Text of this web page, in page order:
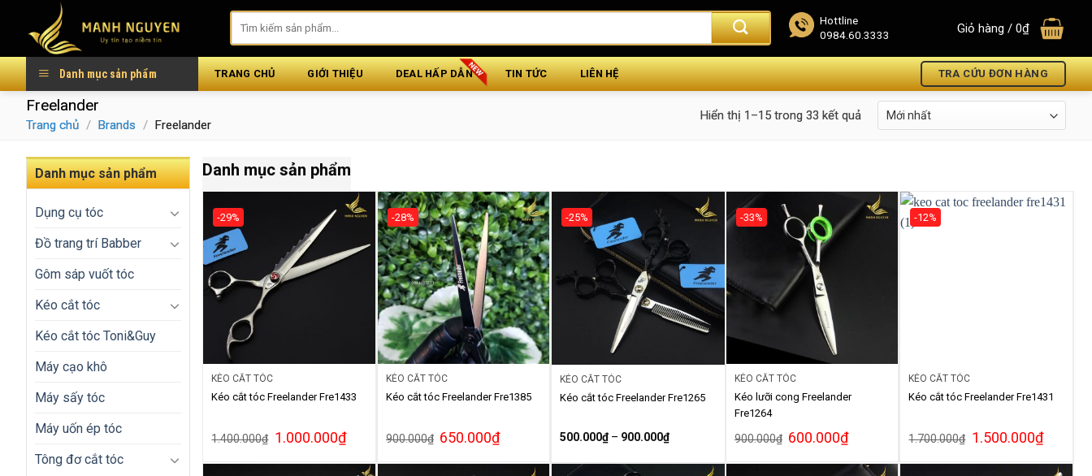
content
Hottline
0984.60.3333
Giỏ hàng / 0₫
Danh mục sản phẩm TRANG CHỦ GIỚI THIỆU DEAL HẤP DẪN TIN TỨC LIÊN HỆ TRA CỨU ĐƠN HÀNG
Freelander
Trang chủ / Brands / Freelander
Hiển thị 1–15 trong 33 kết quả
Danh mục sản phẩm
Dụng cụ tóc
Đồ trang trí Babber
Gôm sáp vuốt tóc
Kéo cắt tóc
Kéo cắt tóc Toni&Guy
Máy cạo khô
Máy sấy tóc
Máy uốn ép tóc
Tông đơ cắt tóc
Danh mục sản phẩm
-29%
KÉO CẮT TÓC
Kéo cắt tóc Freelander Fre1433
1.400.000₫ 1.000.000₫
-28%
KÉO CẮT TÓC
Kéo cắt tóc Freelander Fre1385
900.000₫ 650.000₫
-25%
KÉO CẮT TÓC
Kéo cắt tóc Freelander Fre1265
500.000₫– 900.000₫
-33%
KÉO CẮT TÓC
Kéo lưỡi cong Freelander
Fre1264
900.000₫ 600.000₫
-12%
KÉO CẮT TÓC
Kéo cắt tóc Freelander Fre1431
1.700.000₫ 1.500.000₫